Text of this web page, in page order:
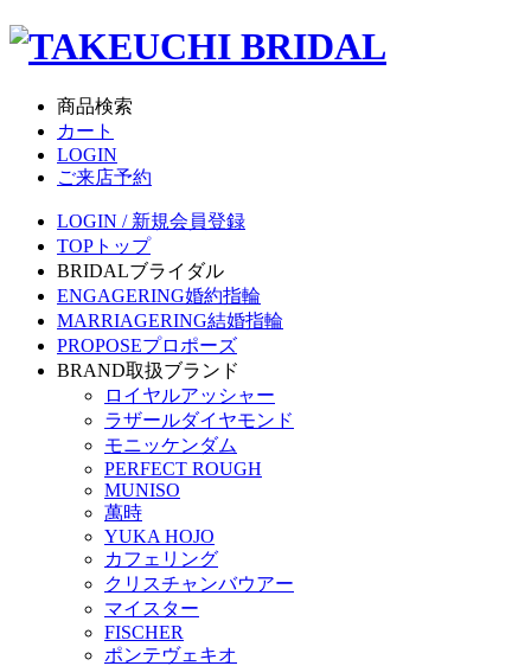
商品検索
カート
LOGIN
ご来店予約
LOGIN / 新規会員登録
TOP トップ
BRIDALブライダル
ENGAGERING婚約指輪
MARRIAGERING結婚指輪
PROPOSEプロポーズ
BRAND取扱ブランド
ロイヤルアッシャー
ラザールダイヤモンド
モニッケンダム
PERFECT ROUGH
MUNISO
萬時
YUKA HOJO
カフェリング
クリスチャンバウアー
マイスター
FISCHER
ポンテヴェキオ